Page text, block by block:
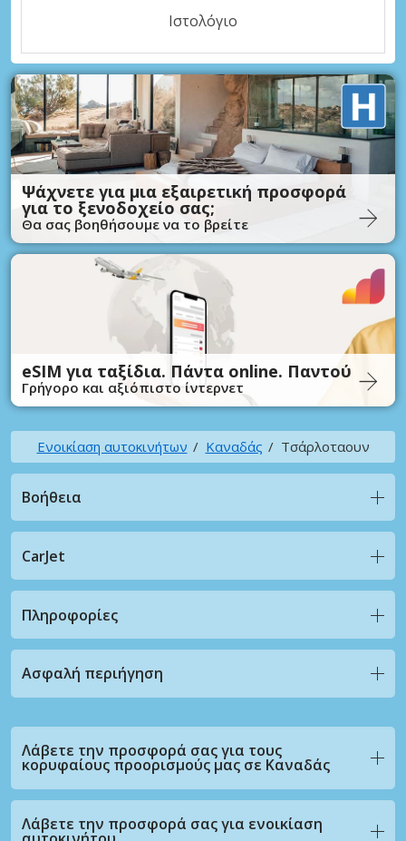
Ιστολόγιο
Ψάχνετε για μια εξαιρετική προσφορά
για το ξενοδοχείο σας;
Θα σας βοηθήσουμε να το βρείτε
eSIM για ταξίδια. Πάντα online. Παντού
Γρήγορο και αξιόπιστο ίντερνετ
Ενοικίαση αυτοκινήτων Καναδάς Τσάρλοταουν
Βοήθεια
CarJet
Πληροφορίες
Ασφαλή περιήγηση
Λάβετε την προσφορά σας για τους
κορυφαίους προορισμούς μας σε Καναδάς
Λάβετε την προσφορά σας για ενοικίαση